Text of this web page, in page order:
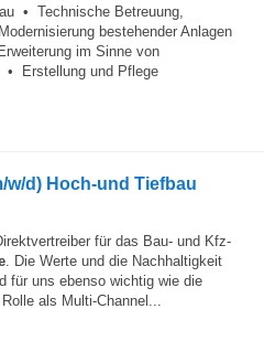
• Technische Betreuung,
bestehender Anlagen
im Sinne von
• Erstellung und Pflege
w/d) Hoch-und Tiefbau
für das Bau- und Kfz-
. Die Werte und die Nachhaltigkeit
für uns ebenso wichtig wie die
als Multi-Channel...